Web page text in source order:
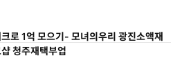
로 1억 모으기- 모녀의우리 광진소액재
청주재택부업